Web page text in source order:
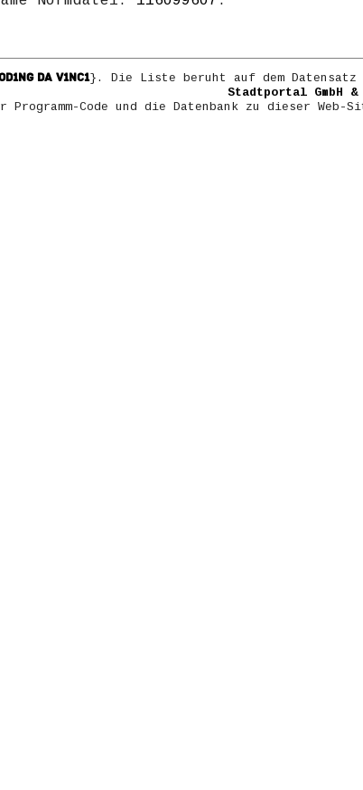
DA V1NC1}. Die Liste beruht auf dem Datensatz
Stadtportal GmbH &
Programm-Code und die Datenbank zu dieser